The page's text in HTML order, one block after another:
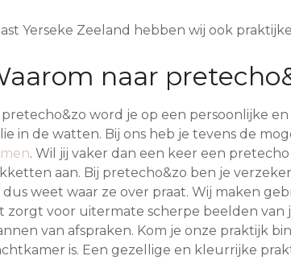
Yerseke Zeeland hebben wij ook
naar
pretecho&zo word je op een persoonlijke
in de watten. Bij ons heb je tevens de
. Wil jij vaker dan een keer een
aan. Bij pretecho&zo ben je
dus weet waar ze over praat. Wij maken
zorgt voor uitermate scherpe beelden van
van afspraken. Kom je onze praktijk
is. Een gezellige en kleurrijke